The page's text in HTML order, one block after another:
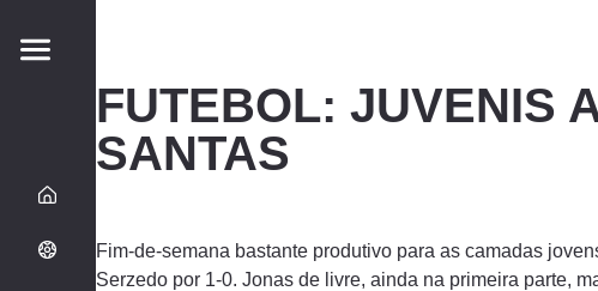
FUTEBOL: JUVENIS
SANTAS
Fim-de-semana bastante produtivo para as camadas
Serzedo por 1-0. Jonas de livre, ainda na primeira parte,